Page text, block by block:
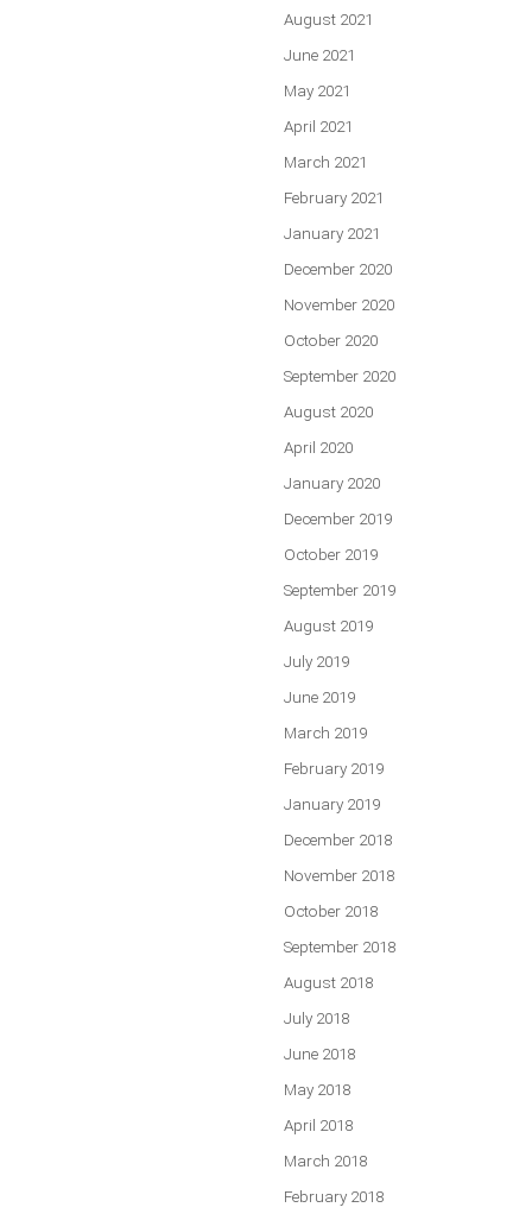
August 2021
June 2021
May 2021
April 2021
March 2021
February 2021
January 2021
December 2020
November 2020
October 2020
September 2020
August 2020
April 2020
January 2020
December 2019
October 2019
September 2019
August 2019
July 2019
June 2019
March 2019
February 2019
January 2019
December 2018
November 2018
October 2018
September 2018
August 2018
July 2018
June 2018
May 2018
April 2018
March 2018
February 2018